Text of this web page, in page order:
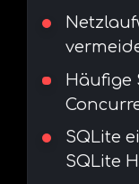
Häufige
SQLite
SQLite